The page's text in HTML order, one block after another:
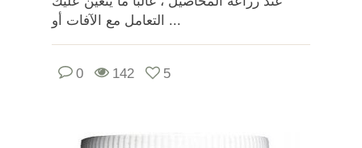
التعامل مع الآفات أو ...
0 142 5